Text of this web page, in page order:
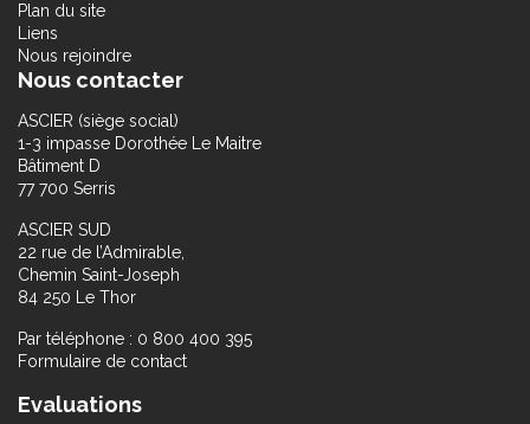
Plan du site
Liens
Nous rejoindre
Nous contacter
ASCIER (siège social)
1-3 impasse Dorothée Le Maitre
Bâtiment D
77 700 Serris
ASCIER SUD
22 rue de l’Admirable,
Chemin Saint-Joseph
84 250 Le Thor
Par téléphone : 0 800 400 395
Formulaire de contact
Evaluations